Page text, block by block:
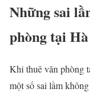
Những sai
phòng tại
Khi thuê văn phòng
một số sai lầm